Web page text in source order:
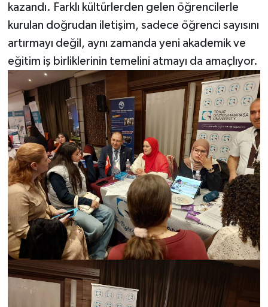
kazandı. Farklı kültürlerden gelen öğrencilerle
kurulan doğrudan iletişim, sadece öğrenci sayısını
artırmayı değil, aynı zamanda yeni akademik ve
eğitim iş birliklerinin temelini atmayı da amaçlıyor.